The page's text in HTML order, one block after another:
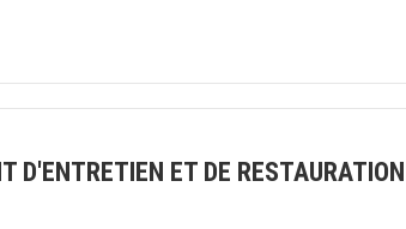
D'ENTRETIEN ET DE